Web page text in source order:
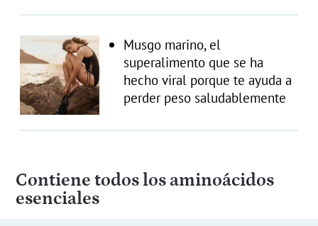
Musgo marino, el
superalimento que se ha
hecho viral porque te ayuda a
perder peso saludablemente
Contiene todos los aminoácidos
esenciales